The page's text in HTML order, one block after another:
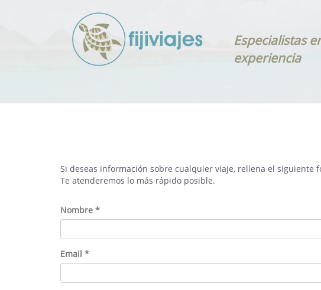
Especialistas
experiencia
Si deseas información sobre cualquier viaje, rellena el siguiente
Te atenderemos lo más rápido posible.
Nombre *
Email *